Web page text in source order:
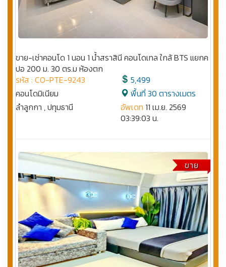
ขาย-เช่าคอนโด 1 นอน 1 น้ำสราสินี คอนโดเทล ใกล้ BTS แยกค
ปอ 200 ม. 30 ตร.ม ห้องตก
รหัส : CO-PTE-9243
คอนโดมิเนียม
ลำลูกกา , ปทุมธานี
5,499
พื้นที่ 30 ตารางเมตร
อัพเดท 11 เม.ย. 2569
03:39:03 น.
ขาย